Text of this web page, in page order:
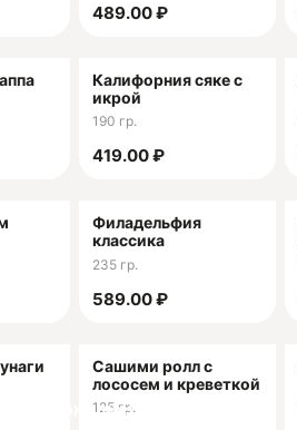
приложение!
489.00 ₽
Калифорния сяке с
икрой
190 гр.
419.00 ₽
Филадельфия
классика
235 гр.
589.00 ₽
Сашими ролл с
лососем и креветкой
125 гр.